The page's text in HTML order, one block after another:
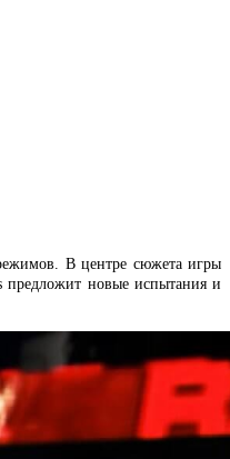
В центре сюжета игры
новые испытания и